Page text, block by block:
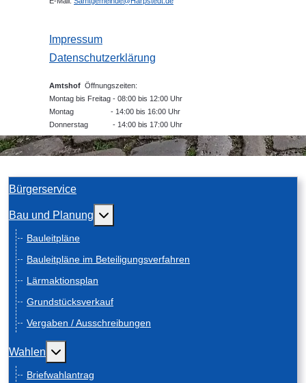
Impressum
Datenschutzerklärung
Amtshof Öffnungszeiten:
Montag bis Freitag - 08:00 bis 12:00 Uhr
Montag - 14:00 bis 16:00 Uhr
Donnerstag - 14:00 bis 17:00 Uhr
Bürgerservice
Bau und Planung Weitere Informationen: Bau und Planung
Bauleitpläne
Bauleitpläne im Beteiligungsverfahren
Lärmaktionsplan
Grundstücksverkauf
Vergaben / Ausschreibungen
Wahlen Weitere Informationen: Wahlen
Briefwahlantrag